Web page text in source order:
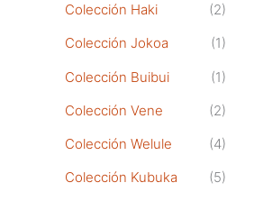
Colección Haki
(2)
Colección Jokoa
(1)
Colección Buibui
(1)
Colección Vene
(2)
Colección Welule
(4)
Colección Kubuka
(5)